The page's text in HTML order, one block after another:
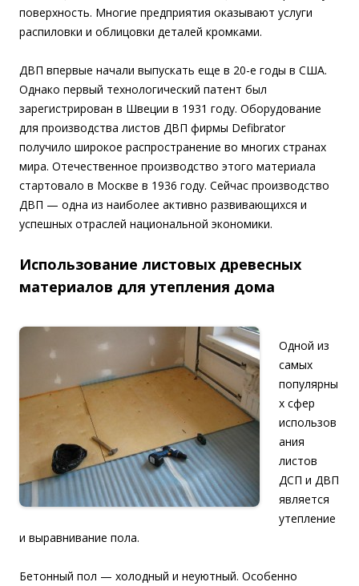
поверхность. Многие предприятия оказывают услуги
распиловки и облицовки деталей кромками.
ДВП впервые начали выпускать еще в 20-е годы в США.
Однако первый технологический патент был
зарегистрирован в Швеции в 1931 году. Оборудование
для производства листов ДВП фирмы Defibrator
получило широкое распространение во многих странах
мира. Отечественное производство этого материала
стартовало в Москве в 1936 году. Сейчас производство
ДВП — одна из наиболее активно развивающихся и
успешных отраслей национальной экономики.
Использование листовых древесных
материалов для утепления дома
Одной из
самых
популярны
х сфер
использов
ания
листов
ДСП и ДВП
является
утепление
и выравнивание пола.
Бетонный пол — холодный и неуютный. Особенно